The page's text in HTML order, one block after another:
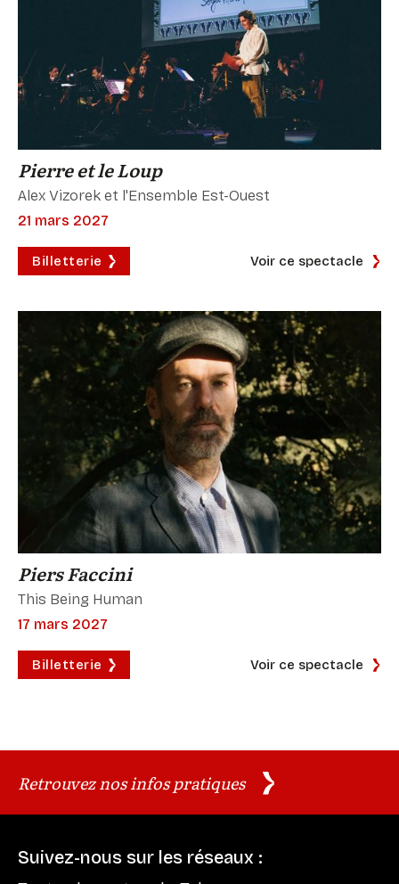
Pierre et le Loup
Alex Vizorek et l'Ensemble Est-Ouest
21 mars 2027
Billetterie Voir ce spectacle
Piers Faccini
This Being Human
17 mars 2027
Billetterie Voir ce spectacle
Retrouvez nos infos pratiques
Suivez-nous sur les réseaux :